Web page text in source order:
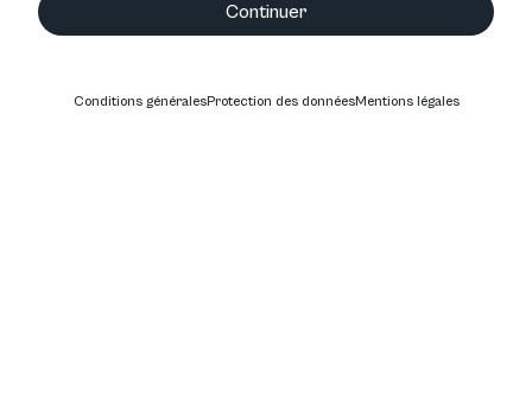
Continuer
Conditions généralesProtection des donnéesMentions légales